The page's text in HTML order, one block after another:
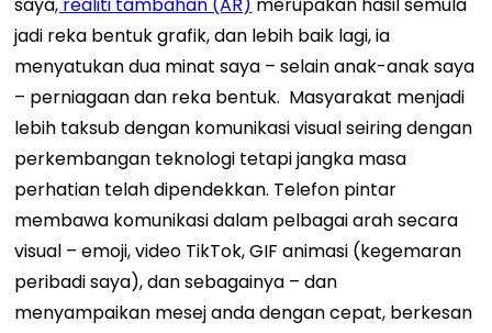
jadi reka bentuk grafik, dan lebih baik lagi, ia
menyatukan dua minat saya – selain anak-anak saya
– perniagaan dan reka bentuk. Masyarakat menjadi
lebih taksub dengan komunikasi visual seiring dengan
perkembangan teknologi tetapi jangka masa
perhatian telah dipendekkan. Telefon pintar
membawa komunikasi dalam pelbagai arah secara
visual – emoji, video TikTok, GIF animasi (kegemaran
peribadi saya), dan sebagainya – dan
menyampaikan mesej anda dengan cepat, berkesan